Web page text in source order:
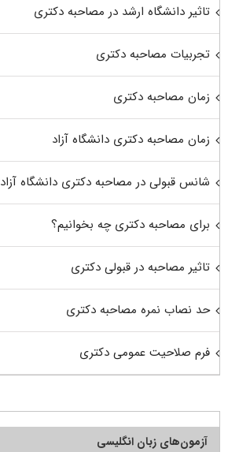
تاثیر دانشگاه ارشد در مصاحبه دکتری
تجربیات مصاحبه دکتری
زمان مصاحبه دکتری
زمان مصاحبه دکتری دانشگاه آزاد
شانس قبولی در مصاحبه دکتری دانشگاه آزاد
برای مصاحبه دکتری چه بخوانیم؟
تاثیر مصاحبه در قبولی دکتری
حد نصاب نمره مصاحبه دکتری
فرم صلاحیت عمومی دکتری
آزمون‌های زبان انگلیسی